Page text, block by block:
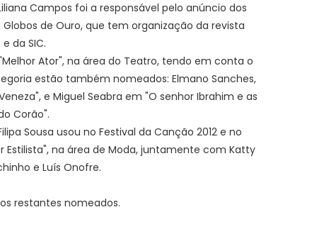
Campos foi a responsável pelo anúncio dos
de Ouro, que tem organização da revista
da SIC.
Ator", na área do Teatro, tendo em conta o
estão também nomeados: Elmano Sanches,
e Miguel Seabra em "O senhor Ibrahim e as
Corão".
Sousa usou no Festival da Canção 2012 e no
Estilista", na área de Moda, juntamente com Katty
e Luís Onofre.
restantes nomeados.